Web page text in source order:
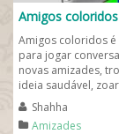
Amigos coloridos
Amigos coloridos
para jogar
novas amizades,
ideia saudável,
respeito e, claro,
divertir...
Shahha
Amizades